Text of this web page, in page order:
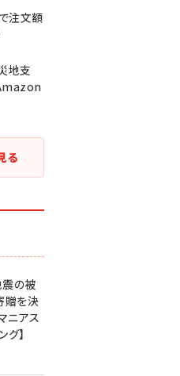
注文額
地支
Amazon
る
震の被
贈を決
ニアス
グ】